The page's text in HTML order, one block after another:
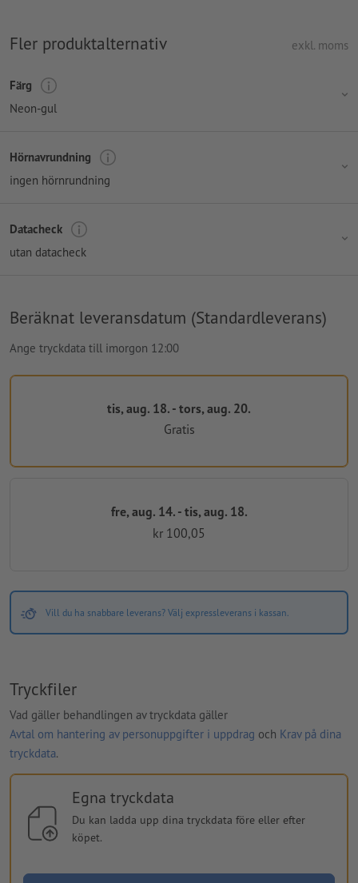
Fler produktalternativ exkl. moms
Färg
Neon-gul
Hörnavrundning
ingen hörnrundning
Datacheck
utan datacheck
Beräknat leveransdatum (Standardleverans)
Ange tryckdata till imorgon 12:00
tis, aug. 18. - tors, aug. 20.
Gratis
fre, aug. 14. - tis, aug. 18.
kr 100,05
Vill du ha snabbare leverans? Välj expressleverans i kassan.
Tryckfiler
Vad gäller behandlingen av tryckdata gäller
Avtal om hantering av personuppgifter i uppdrag och Krav på dina
tryckdata.
Egna tryckdata
Du kan ladda upp dina tryckdata före eller efter
köpet.